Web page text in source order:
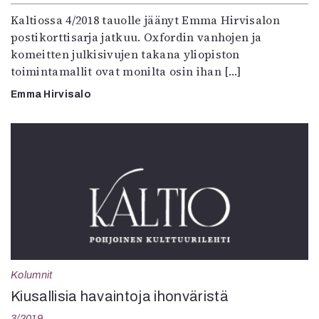
Kaltiossa 4/2018 tauolle jäänyt Emma Hirvisalon
postikorttisarja jatkuu. Oxfordin vanhojen ja
komeitten julkisivujen takana yliopiston
toimintamallit ovat monilta osin ihan […]
Emma Hirvisalo
Kolumnit
Kiusallisia havaintoja ihonväristä